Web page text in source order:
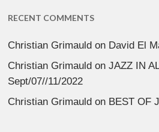
RECENT COMMENTS
Christian Grimauld on David El
Christian Grimauld onJAZZ IN
Sept/07//11/2022
Christian Grimauld on BEST OF